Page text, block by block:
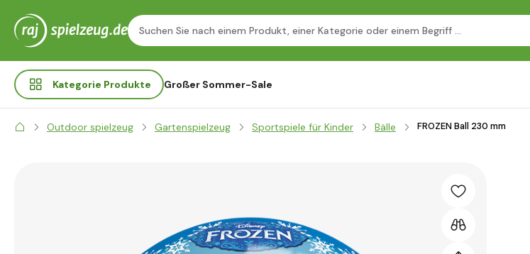
Kategorie Produkte Großer Sommer-Sale
Outdoor spielzeug Gartenspielzeug Sportspiele für Kinder Bälle FROZEN Ball 230 mm